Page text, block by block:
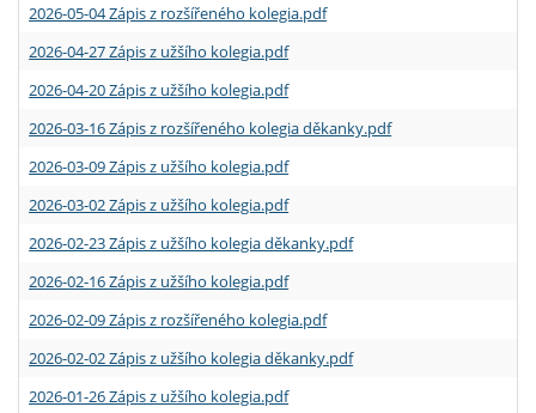
2026-05-04 Zápis z rozšířeného kolegia.pdf
2026-04-27 Zápis z užšího kolegia.pdf
2026-04-20 Zápis z užšího kolegia.pdf
2026-03-16 Zápis z rozšířeného kolegia děkanky.pdf
2026-03-09 Zápis z užšího kolegia.pdf
2026-03-02 Zápis z užšího kolegia.pdf
2026-02-23 Zápis z užšího kolegia děkanky.pdf
2026-02-16 Zápis z užšího kolegia.pdf
2026-02-09 Zápis z rozšířeného kolegia.pdf
2026-02-02 Zápis z užšího kolegia děkanky.pdf
2026-01-26 Zápis z užšího kolegia.pdf